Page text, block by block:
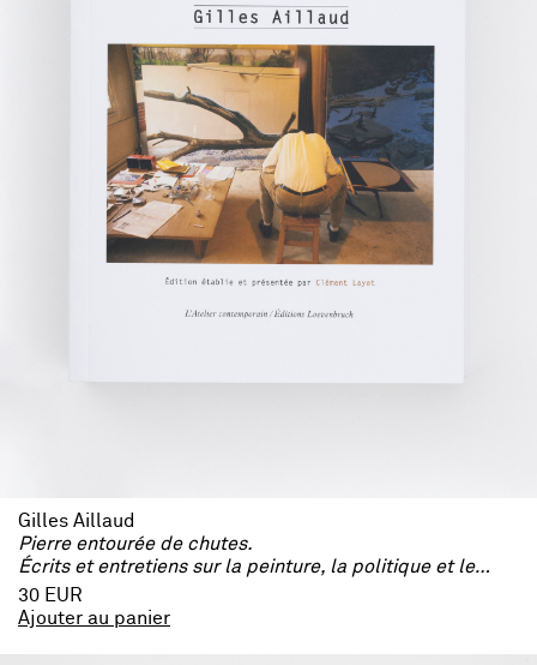
Gilles Aillaud
Pierre entourée de chutes.
Écrits et entretiens sur la peinture, la politique et le théâtre (1953–1998)
30 EUR
Ajouter au panier